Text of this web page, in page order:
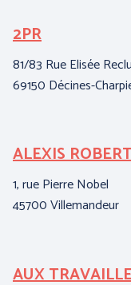
2PR
81/83 Rue Elisée
69150 Décines-
ALEXIS
1, rue Pierre Nobel
45700 Villemandeur
AUX